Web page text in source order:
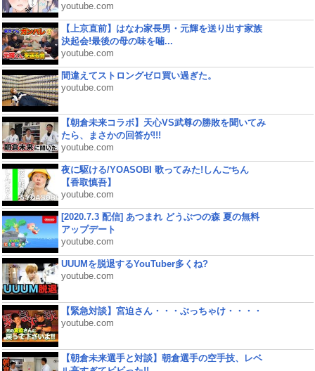
youtube.com
【上京直前】はなわ家長男・元輝を送り出す家族
決起会!最後の母の味を噛...
youtube.com
間違えてストロングゼロ買い過ぎた。
youtube.com
【朝倉未来コラボ】天心VS武尊の勝敗を聞いてみ
たら、まさかの回答が!!!
youtube.com
夜に駆ける/YOASOBI 歌ってみた!しんごちん
【香取慎吾】
youtube.com
[2020.7.3 配信] あつまれ どうぶつの森 夏の無料
アップデート
youtube.com
UUUMを脱退するYouTuber多くね?
youtube.com
【緊急対談】宮迫さん・・・ぶっちゃけ・・・・
youtube.com
【朝倉未来選手と対談】朝倉選手の空手技、レベ